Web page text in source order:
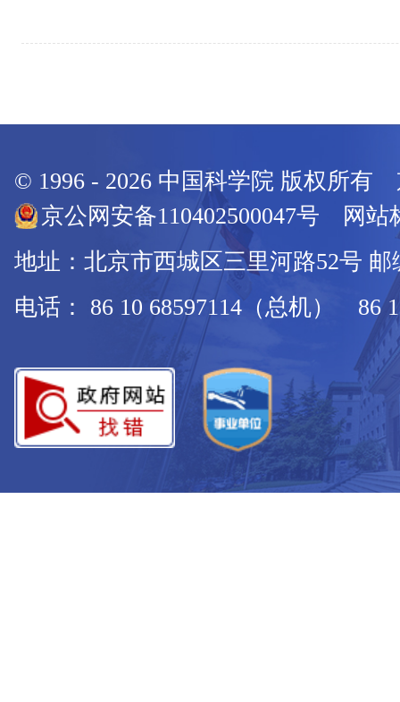
© 1996 - 2026 中国科学院 版权所有
京公网安备110402500047号 网站
地址：北京市西城区三里河路52号 邮
电话： 86 10 68597114（总机） 86